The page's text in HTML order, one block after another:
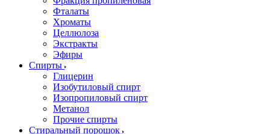
Фталаты
Хроматы
Целлюлоза
Экстракты
Эфиры
Спирты
Глицерин
Изобутиловый спирт
Изопропиловый спирт
Метанол
Прочие спирты
Стиральный порошок